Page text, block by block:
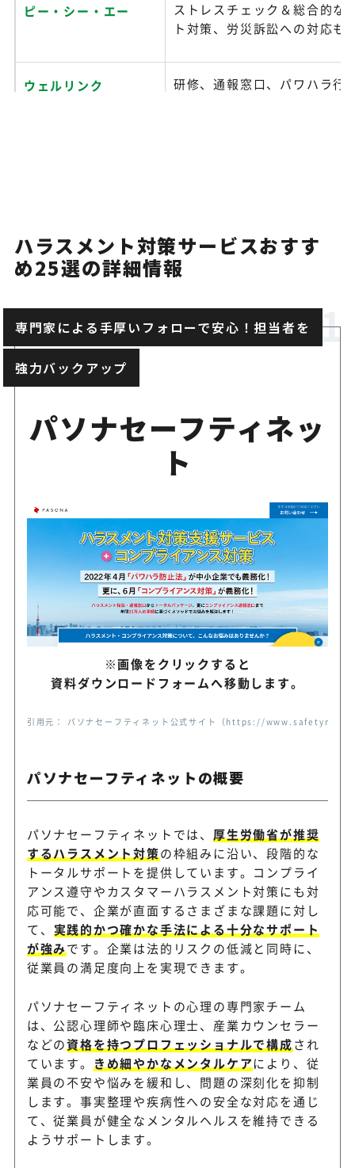
ピー・シー・エー
ストレスチェック＆総合的な
ト対策、労災訴訟への対応も
ウェルリンク
研修、通報窓口、パワハラ行
アスマーク
50万人以上に利用されている
ハラスメント対策
人援隊
専門講師の紹介＆メールマガ
ハラスメント対策を強力支援
匿名＆WEB回答により簡単・
ダイヤル・サービス
パワハラ防止法対応、法人向
ービス
ヒューマン・クオリテ
ィー
各種ハラスメントに対応する
で包括的サポート
マネジメントベース
セミナー開催・ツールの開発
彩な施策
KAKEAI
1on1支援ツールがさまざま
業に採用
サザンクルー 月額15,000円～（税込）の相
アチーブメントHRソ
リューションズ
具体例を用いた演習でハラス
研修
日本電気（Whistle
B）
匿名通報・対話、通報制度の
織の健全化を促進
ハラスメント対策サービスおすす
め25選の詳細情報
専門家による手厚いフォローで安心！担当者を
強力バックアップ
パソナセーフティネッ
ト
※画像をクリックすると
資料ダウンロードフォームへ移動します。
引用元： パソナセーフティネット公式サイト（https://
パソナセーフティネットの概要
パソナセーフティネットでは、 厚生労働省が推奨
するハラスメント対策の枠組みに沿い、段階的な
トータルサポートを提供しています。コンプライ
アンス遵守やカスタマーハラスメント対策にも対
応可能で、企業が直面するさまざまな課題に対し
て、 実践的かつ確かな手法による十分なサポート
が強みです。企業は法的リスクの低減と同時に、
従業員の満足度向上を実現できます。
パソナセーフティネットの心理の専門家チーム
は、公認心理師や臨床心理士、産業カウンセラー
などの資格を持つプロフェッショナルで構成され
ています。
きめ細やかなメンタルケアにより、従
業員の不安や悩みを緩和し、問題の深刻化を抑制
します。事実整理や疾病性への安全な対応を通じ
て、従業員が健全なメンタルヘルスを維持できる
ようサポートします。